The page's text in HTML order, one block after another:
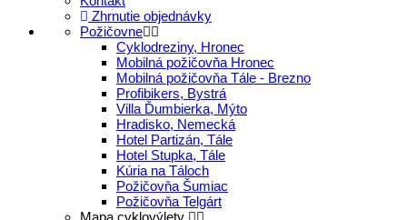
Zhrnutie objednávky
Požičovne
Cyklodreziny, Hronec
Mobilná požičovňa Hronec
Mobilná požičovňa Tále - Brezno
Profibikers, Bystrá
Villa Ďumbierka, Mýto
Hradisko, Nemecká
Hotel Partizán, Tále
Hotel Stupka, Tále
Kúria na Táloch
Požičovňa Šumiac
Požičovňa Telgárt
Mapa cyklovýlety